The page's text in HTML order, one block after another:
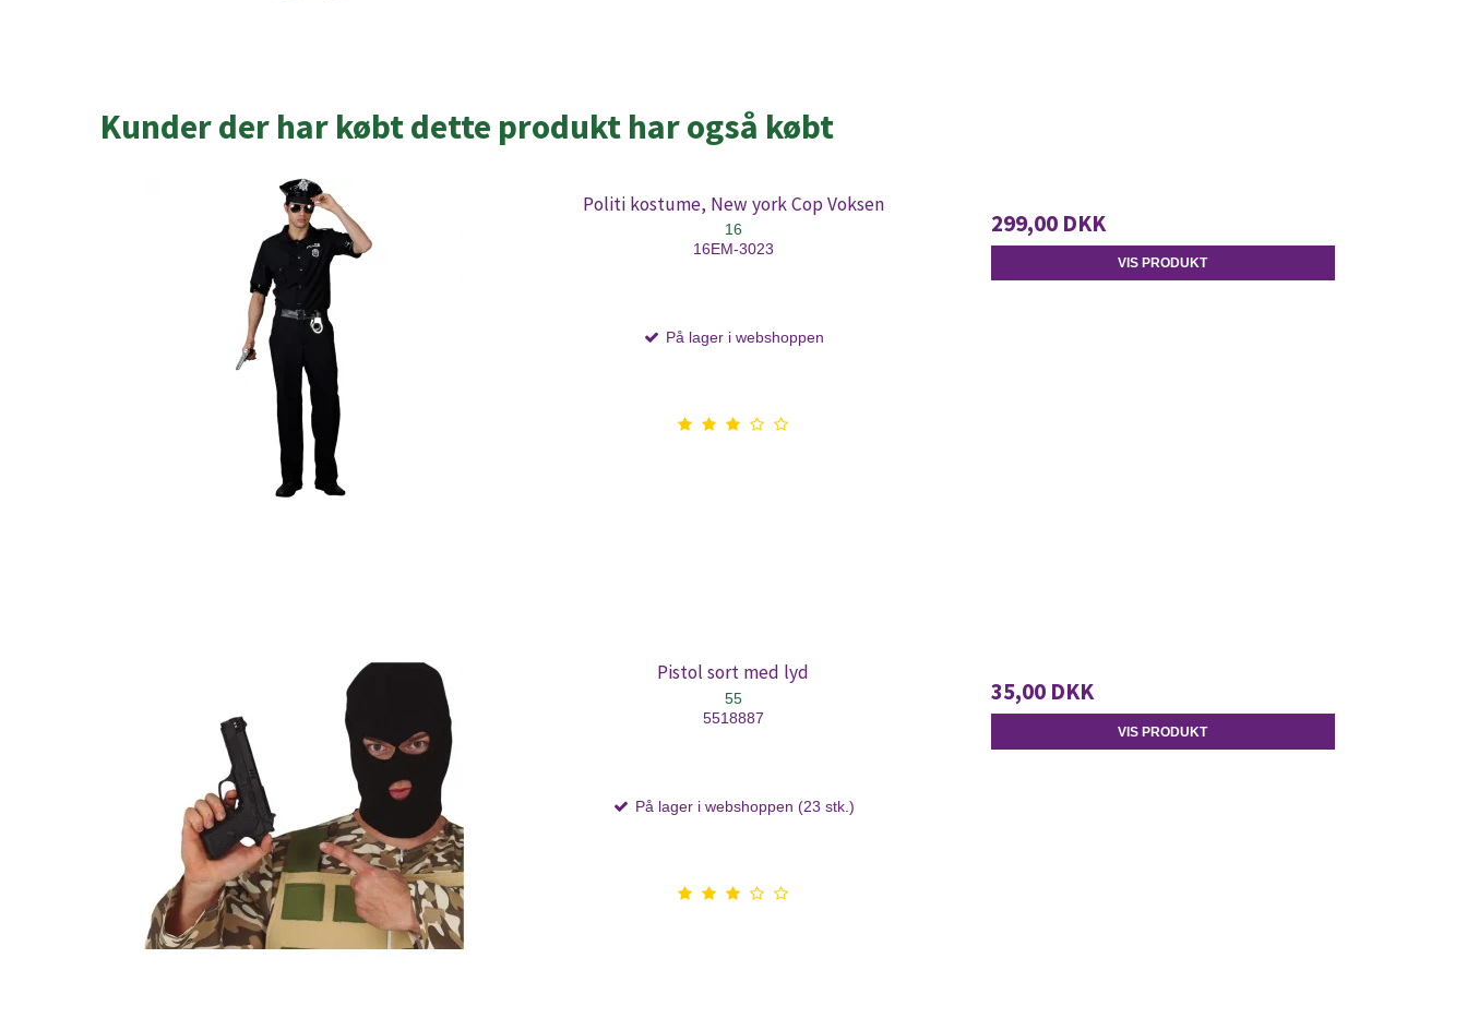
Kunder der har købt dette produkt har også købt
Politi kostume, New york Cop Voksen
16
16EM-3023
På lager i webshoppen
299,00 DKK
VIS PRODUKT
Pistol sort med lyd
55
5518887
På lager i webshoppen (23 stk.)
35,00 DKK
VIS PRODUKT